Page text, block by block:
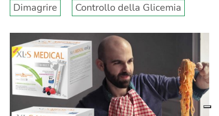
Dimagrire
Controllo della Glicemia